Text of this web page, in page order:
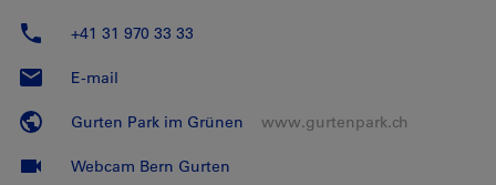
+41 31 970 33 33
E-mail
Gurten Park im Grünen www.gurtenpark.ch
Webcam Bern Gurten